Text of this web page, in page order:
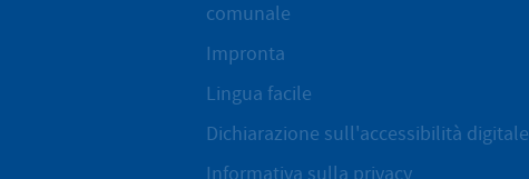
comunale
Impronta
Lingua facile
Dichiarazione sull'accessibilità digitale